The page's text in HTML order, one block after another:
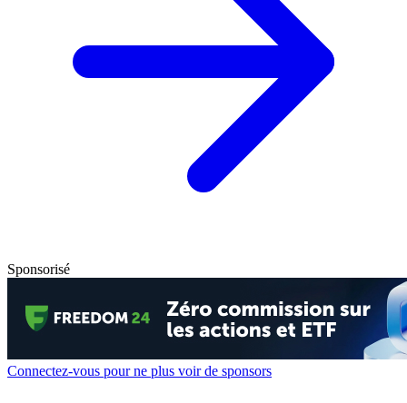
Sponsorisé
Connectez-vous pour ne plus voir de sponsors